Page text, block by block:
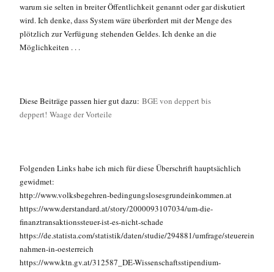
warum sie selten in breiter Öffentlichkeit genannt oder gar diskutiert
wird. Ich denke, dass System wäre überfordert mit der Menge des
plötzlich zur Verfügung stehenden Geldes. Ich denke an die
Möglichkeiten . . .
Diese Beiträge passen hier gut dazu: BGE von deppert bis
deppert! Waage der Vorteile
Folgenden Links habe ich mich für diese Überschrift hauptsächlich
gewidmet:
http://www.volksbegehren-bedingungslosesgrundeinkommen.at
https://www.derstandard.at/story/2000093107034/um-die-
finanztransaktionssteuer-ist-es-nicht-schade
https://de.statista.com/statistik/daten/studie/294881/umfrage/steuerein
nahmen-in-oesterreich
https://www.ktn.gv.at/312587_DE-Wissenschaftsstipendium-